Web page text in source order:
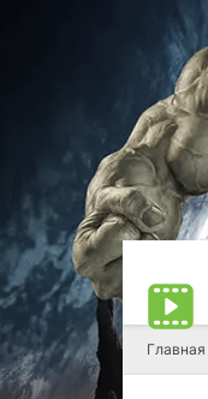
Главная